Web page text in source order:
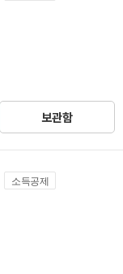
보관함
소득공제